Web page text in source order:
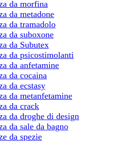
da morfina
da metadone
da tramadolo
da suboxone
da Subutex
da psicostimolanti
da anfetamine
da cocaina
da ecstasy
da metanfetamine
da crack
da droghe di design
da sale da bagno
da spezie